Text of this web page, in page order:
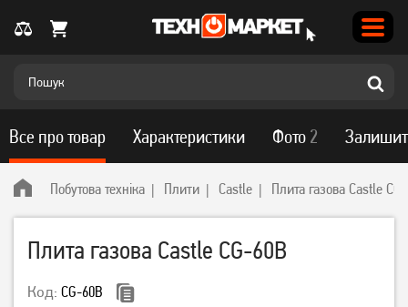
Побутова техніка Плити Castle Плита газова Castle
Плита газова Castle CG-60B
Код: CG-60B
Все про товар Характеристики Фото 2